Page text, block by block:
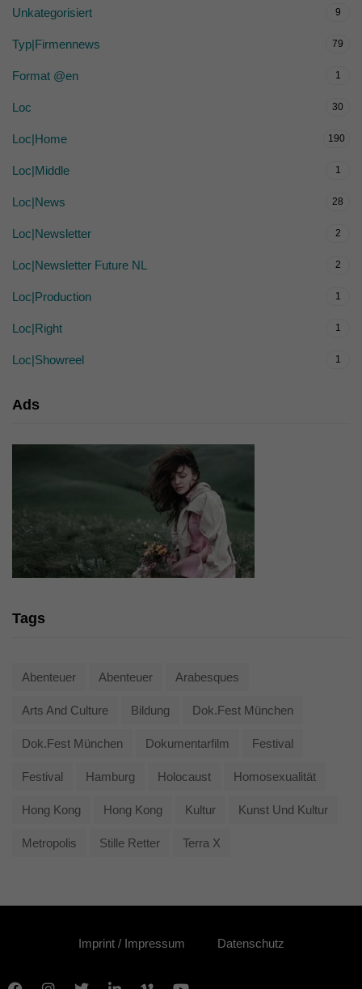
Unkategorisiert 9
Typ|Firmennews 79
Format @en 1
Loc 30
Loc|Home 190
Loc|Middle 1
Loc|News 28
Loc|Newsletter 2
Loc|Newsletter Future NL 2
Loc|Production 1
Loc|Right 1
Loc|Showreel 1
Ads
Tags
Abenteuer Abenteuer Arabesques
Arts And Culture Bildung Dok.fest München
Dok.fest München Dokumentarfilm Festival
Festival Hamburg Holocaust Homosexualität
Hong Kong Hong Kong Kultur Kunst Und Kultur
Metropolis Stille Retter Terra X
Imprint / Impressum Datenschutz